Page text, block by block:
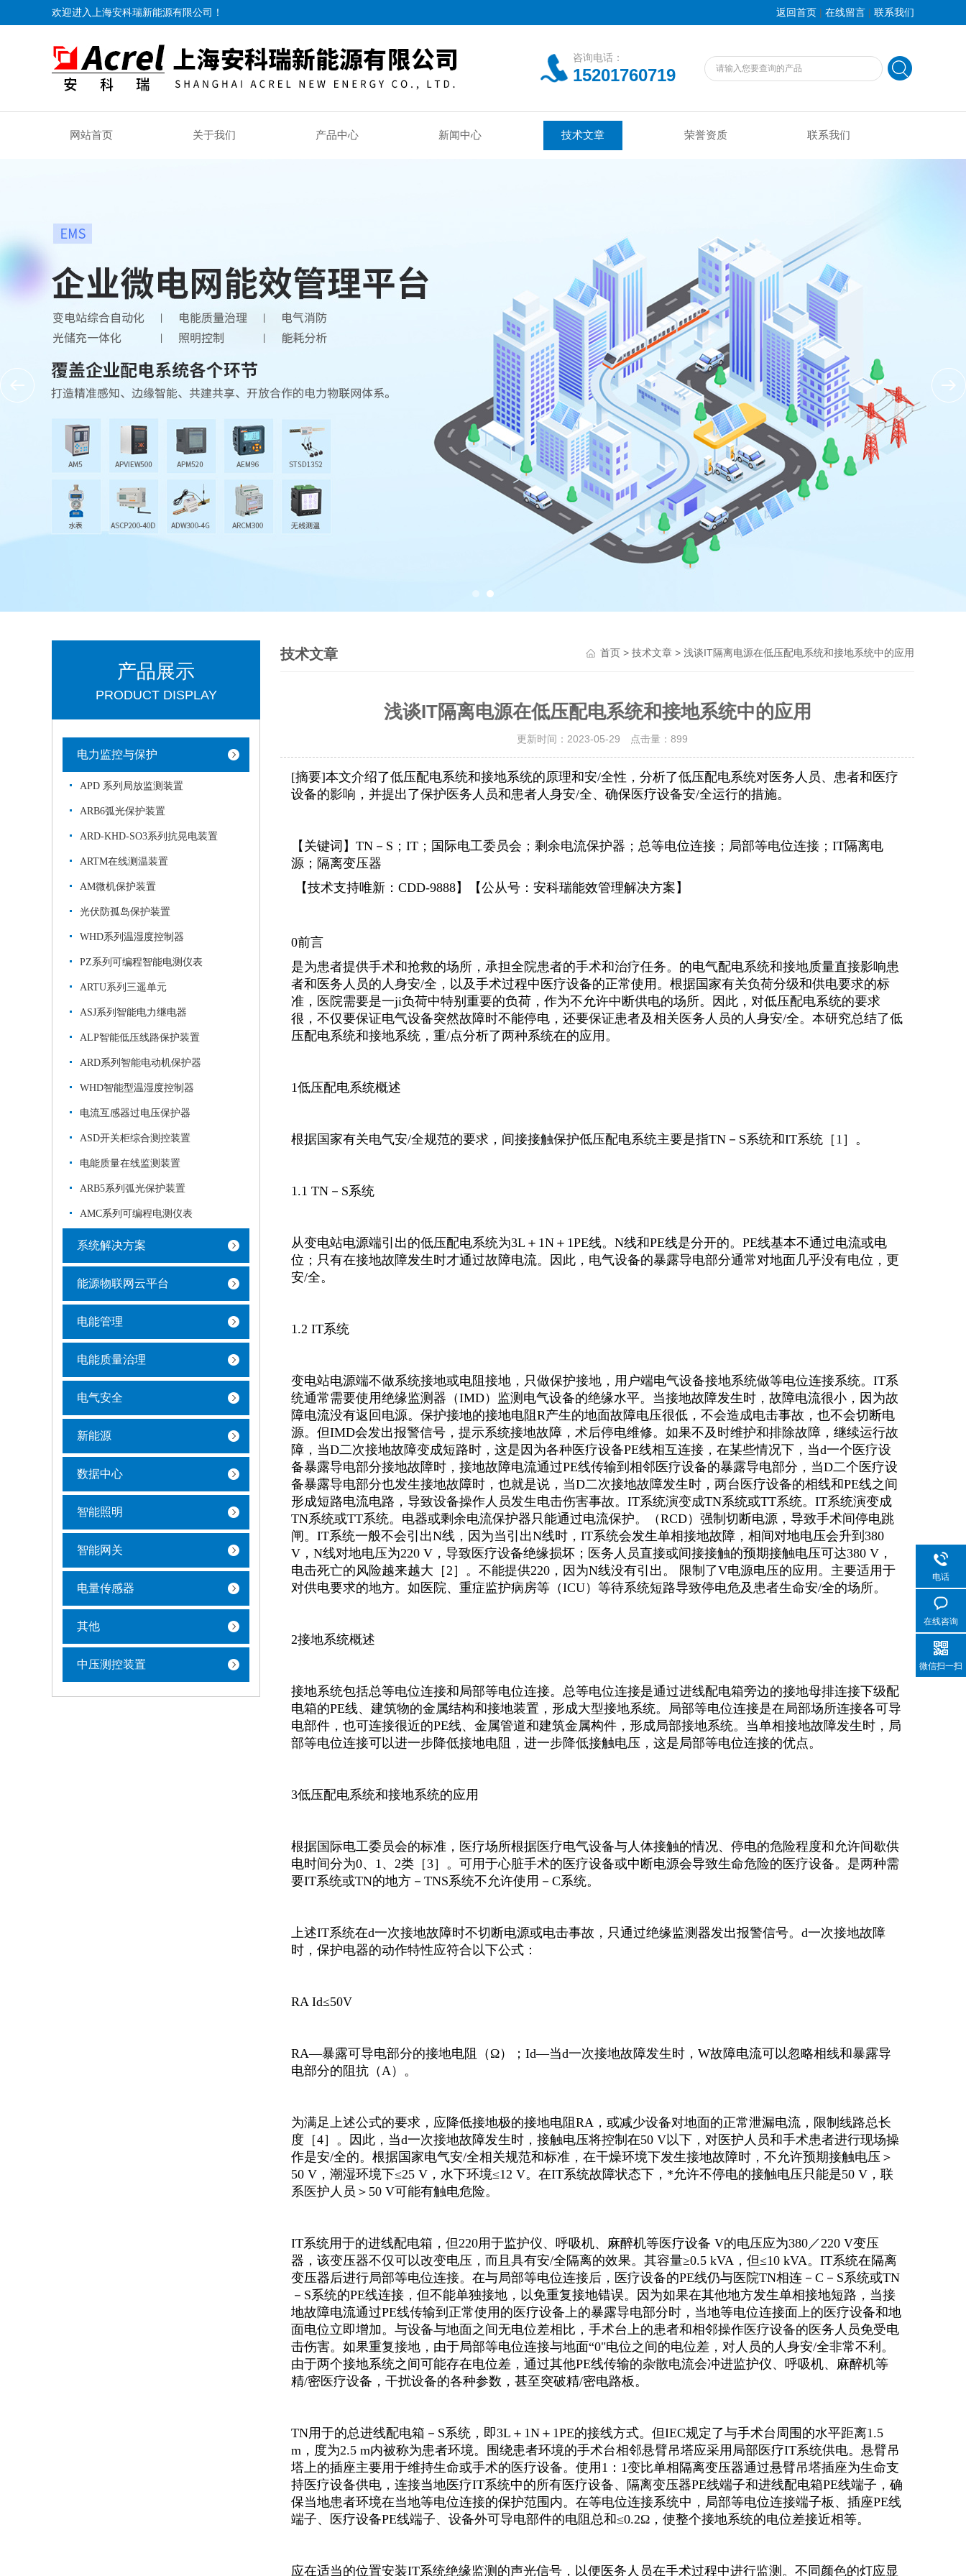
欢迎进入上海安科瑞新能源有限公司！ 返回首页 | 在线留言 | 联系我们
咨询电话：
15201760719
网站首页 关于我们 产品中心 新闻中心 技术文章 荣誉资质 联系我们
产品展示
PRODUCT DISPLAY
电力监控与保护
APD 系列局放监测装置
ARB6弧光保护装置
ARD-KHD-SO3系列抗晃电装置
ARTM在线测温装置
AM微机保护装置
光伏防孤岛保护装置
WHD系列温湿度控制器
PZ系列可编程智能电测仪表
ARTU系列三遥单元
ASJ系列智能电力继电器
ALP智能低压线路保护装置
ARD系列智能电动机保护器
WHD智能型温湿度控制器
电流互感器过电压保护器
ASD开关柜综合测控装置
电能质量在线监测装置
ARB5系列弧光保护装置
AMC系列可编程电测仪表
系统解决方案
能源物联网云平台
电能管理
电能质量治理
电气安全
新能源
数据中心
智能照明
智能网关
电量传感器
其他
中压测控装置
技术文章 首页 > 技术文章 > 浅谈IT隔离电源在低压配电系统和接地系统中的应用
浅谈IT隔离电源在低压配电系统和接地系统中的应用
更新时间：2023-05-29 点击量： 899
[摘要]本文介绍了低压配电系统和接地系统的原理和安/全性，分析了低压配电系统对医务人员、患者和医疗
设备的影响，并提出了保护医务人员和患者人身安/全、确保医疗设备安/全运行的措施。
【关键词】TN－S；IT；国际电工委员会；剩余电流保护器；总等电位连接；局部等电位连接；IT隔离电
源；隔离变压器
【技术支持唯新：CDD-9888】【公从号：安科瑞能效管理解决方案】
0前言
是为患者提供手术和抢救的场所，承担全院患者的手术和治疗任务。的电气配电系统和接地质量直接影响患
者和医务人员的人身安/全，以及手术过程中医疗设备的正常使用。根据国家有关负荷分级和供电要求的标
准，医院需要是一ji负荷中特别重要的负荷，作为不允许中断供电的场所。因此，对低压配电系统的要求
很，不仅要保证电气设备突然故障时不能停电，还要保证患者及相关医务人员的人身安/全。本研究总结了低
压配电系统和接地系统，重/点分析了两种系统在的应用。
1低压配电系统概述
根据国家有关电气安/全规范的要求，间接接触保护低压配电系统主要是指TN－S系统和IT系统［1］。
1.1 TN－S系统
从变电站电源端引出的低压配电系统为3L＋1N＋1PE线。N线和PE线是分开的。PE线基本不通过电流或电
位；只有在接地故障发生时才通过故障电流。因此，电气设备的暴露导电部分通常对地面几乎没有电位，更
安/全。
1.2 IT系统
变电站电源端不做系统接地或电阻接地，只做保护接地，用户端电气设备接地系统做等电位连接系统。IT系
统通常需要使用绝缘监测器（IMD）监测电气设备的绝缘水平。当接地故障发生时，故障电流很小，因为故
障电流没有返回电源。保护接地的接地电阻R产生的地面故障电压很低，不会造成电击事故，也不会切断电
源。但IMD会发出报警信号，提示系统接地故障，术后停电维修。如果不及时维护和排除故障，继续运行故
障，当D二次接地故障变成短路时，这是因为各种医疗设备PE线相互连接，在某些情况下，当d一个医疗设
备暴露导电部分接地故障时，接地故障电流通过PE线传输到相邻医疗设备的暴露导电部分，当D二个医疗设
备暴露导电部分也发生接地故障时，也就是说，当D二次接地故障发生时，两台医疗设备的相线和PE线之间
形成短路电流电路，导致设备操作人员发生电击伤害事故。IT系统演变成TN系统或TT系统。IT系统演变成
TN系统或TT系统。电器或剩余电流保护器只能通过电流保护。（RCD）强制切断电源，导致手术间停电跳
闸。IT系统一般不会引出N线，因为当引出N线时，IT系统会发生单相接地故障，相间对地电压会升到380
V，N线对地电压为220 V，导致医疗设备绝缘损坏；医务人员直接或间接接触的预期接触电压可达380 V，
电击死亡的风险越来越大［2］。不能提供220，因为N线没有引出。 限制了V电源电压的应用。主要适用于
对供电要求的地方。如医院、重症监护病房等（ICU）等待系统短路导致停电危及患者生命安/全的场所。
2接地系统概述
接地系统包括总等电位连接和局部等电位连接。总等电位连接是通过进线配电箱旁边的接地母排连接下级配
电箱的PE线、建筑物的金属结构和接地装置，形成大型接地系统。局部等电位连接是在局部场所连接各可导
电部件，也可连接很近的PE线、金属管道和建筑金属构件，形成局部接地系统。当单相接地故障发生时，局
部等电位连接可以进一步降低接地电阻，进一步降低接触电压，这是局部等电位连接的优点。
3低压配电系统和接地系统的应用
根据国际电工委员会的标准，医疗场所根据医疗电气设备与人体接触的情况、停电的危险程度和允许间歇供
电时间分为0、1、2类［3］。可用于心脏手术的医疗设备或中断电源会导致生命危险的医疗设备。是两种需
要IT系统或TN的地方－TNS系统不允许使用－C系统。
上述IT系统在d一次接地故障时不切断电源或电击事故，只通过绝缘监测器发出报警信号。d一次接地故障
时，保护电器的动作特性应符合以下公式：
RA Id≤50V
RA—暴露可导电部分的接地电阻（Ω）；Id—当d一次接地故障发生时，W故障电流可以忽略相线和暴露导
电部分的阻抗（A）。
为满足上述公式的要求，应降低接地极的接地电阻RA，或减少设备对地面的正常泄漏电流，限制线路总长
度［4］。因此，当d一次接地故障发生时，接触电压将控制在50 V以下，对医护人员和手术患者进行现场操
作是安/全的。根据国家电气安/全相关规范和标准，在干燥环境下发生接地故障时，不允许预期接触电压＞
50 V，潮湿环境下≤25 V，水下环境≤12 V。在IT系统故障状态下，*允许不停电的接触电压只能是50 V，联
系医护人员＞50 V可能有触电危险。
IT系统用于的进线配电箱，但220用于监护仪、呼吸机、麻醉机等医疗设备 V的电压应为380／220 V变压
器，该变压器不仅可以改变电压，而且具有安/全隔离的效果。其容量≥0.5 kVA，但≤10 kVA。IT系统在隔离
变压器后进行局部等电位连接。在与局部等电位连接后，医疗设备的PE线仍与医院TN相连－C－S系统或TN
－S系统的PE线连接，但不能单独接地，以免重复接地错误。因为如果在其他地方发生单相接地短路，当接
地故障电流通过PE线传输到正常使用的医疗设备上的暴露导电部分时，当地等电位连接面上的医疗设备和地
面电位立即增加。与设备与地面之间无电位差相比，手术台上的患者和相邻操作医疗设备的医务人员免受电
击伤害。如果重复接地，由于局部等电位连接与地面“0"电位之间的电位差，对人员的人身安/全非常不利。
由于两个接地系统之间可能存在电位差，通过其他PE线传输的杂散电流会冲进监护仪、呼吸机、麻醉机等
精/密医疗设备，干扰设备的各种参数，甚至突破精/密电路板。
TN用于的总进线配电箱－S系统，即3L＋1N＋1PE的接线方式。但IEC规定了与手术台周围的水平距离1.5
m，度为2.5 m内被称为患者环境。围绕患者环境的手术台相邻悬臂吊塔应采用局部医疗IT系统供电。悬臂吊
塔上的插座主要用于维持生命或手术的医疗设备。使用1：1变比单相隔离变压器通过悬臂吊塔插座为生命支
持医疗设备供电，连接当地医疗IT系统中的所有医疗设备、隔离变压器PE线端子和进线配电箱PE线端子，确
保当地患者环境在当地等电位连接的保护范围内。在等电位连接系统中，局部等电位连接端子板、插座PE线
端子、医疗设备PE线端子、设备外可导电部件的电阻总和≤0.2Ω，使整个接地系统的电位差接近相等。
应在适当的位置安装IT系统绝缘监测的声光信号，以便医务人员在手术过程中进行监测。不同颜色的灯应显
电话
在线咨询
微信扫一扫